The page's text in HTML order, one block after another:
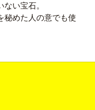
い宝石。
めた人の意でも使